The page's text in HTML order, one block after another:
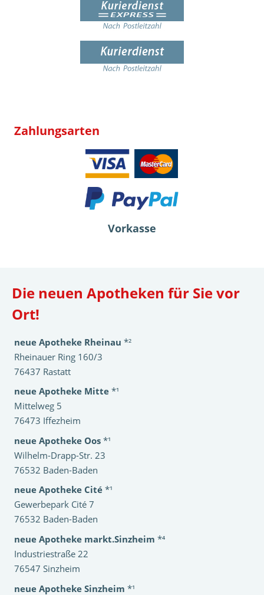
Zahlungsarten
Vorkasse
Die neuen Apotheken für Sie vor
Ort!
neue Apotheke Rheinau *²
Rheinauer Ring 160/3
76437 Rastatt
neue Apotheke Mitte *¹
Mittelweg 5
76473 Iffezheim
neue Apotheke Oos *¹
Wilhelm-Drapp-Str. 23
76532 Baden-Baden
neue Apotheke Cité *¹
Gewerbepark Cité 7
76532 Baden-Baden
neue Apotheke markt.Sinzheim *⁴
Industriestraße 22
76547 Sinzheim
neue Apotheke Sinzheim *¹